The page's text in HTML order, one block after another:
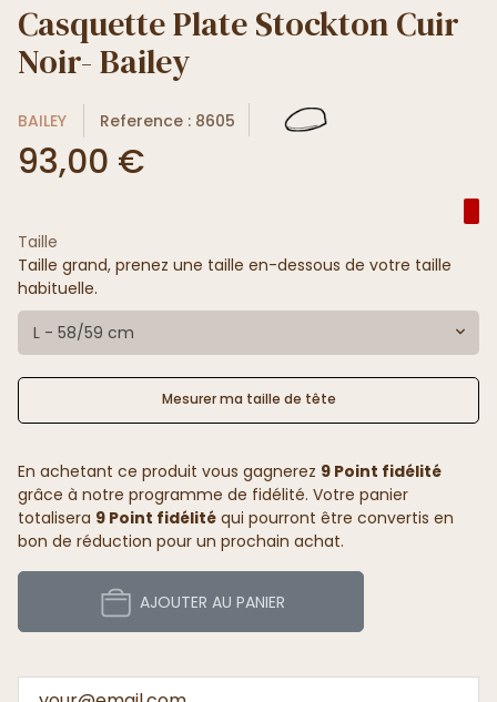
Casquette Plate Stockton Cuir
Noir- Bailey
BAILEY Reference : 8605
93,00 €
Taille
Taille grand, prenez une taille en-dessous de votre taille
habituelle.
L - 58/59 cm
Mesurer ma taille de tête
En achetant ce produit vous gagnerez 9 Point fidélité
grâce à notre programme de fidélité. Votre panier
totalisera 9 Point fidélité qui pourront être convertis en
bon de réduction pour un prochain achat.
AJOUTER AU PANIER